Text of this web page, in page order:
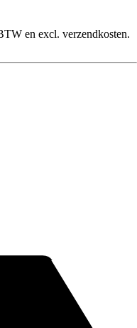
en excl. verzendkosten.